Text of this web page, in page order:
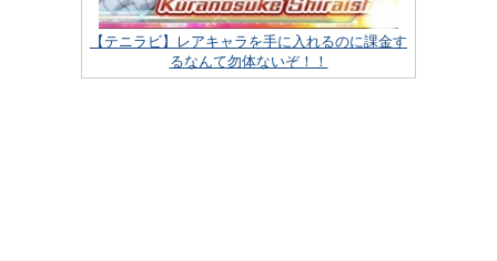
【テニラビ】レアキャラを手に入れるのに課金す
るなんて勿体ないぞ！！